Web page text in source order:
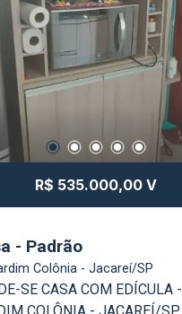
R$ 535.000,00 V
- Padrão
Colônia - Jacareí/SP
SE CASA COM EDÍCULA -